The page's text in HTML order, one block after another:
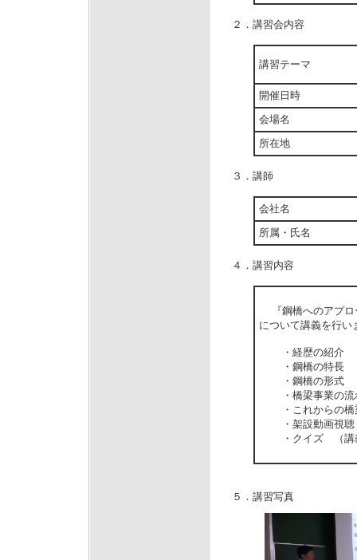
２．講習会内容
講習テーマ
開催日時
会場名
所在地
３．講師
会社名
所属・氏名
４．講習内容
『鋼橋へのアプロ
について講義を行い
・経歴の紹介 （
・鋼橋の特長
・鋼橋の形式
・橋梁事業の流
・これからの橋
・架設動画視聴
・クイズ （講義
５．講習写真